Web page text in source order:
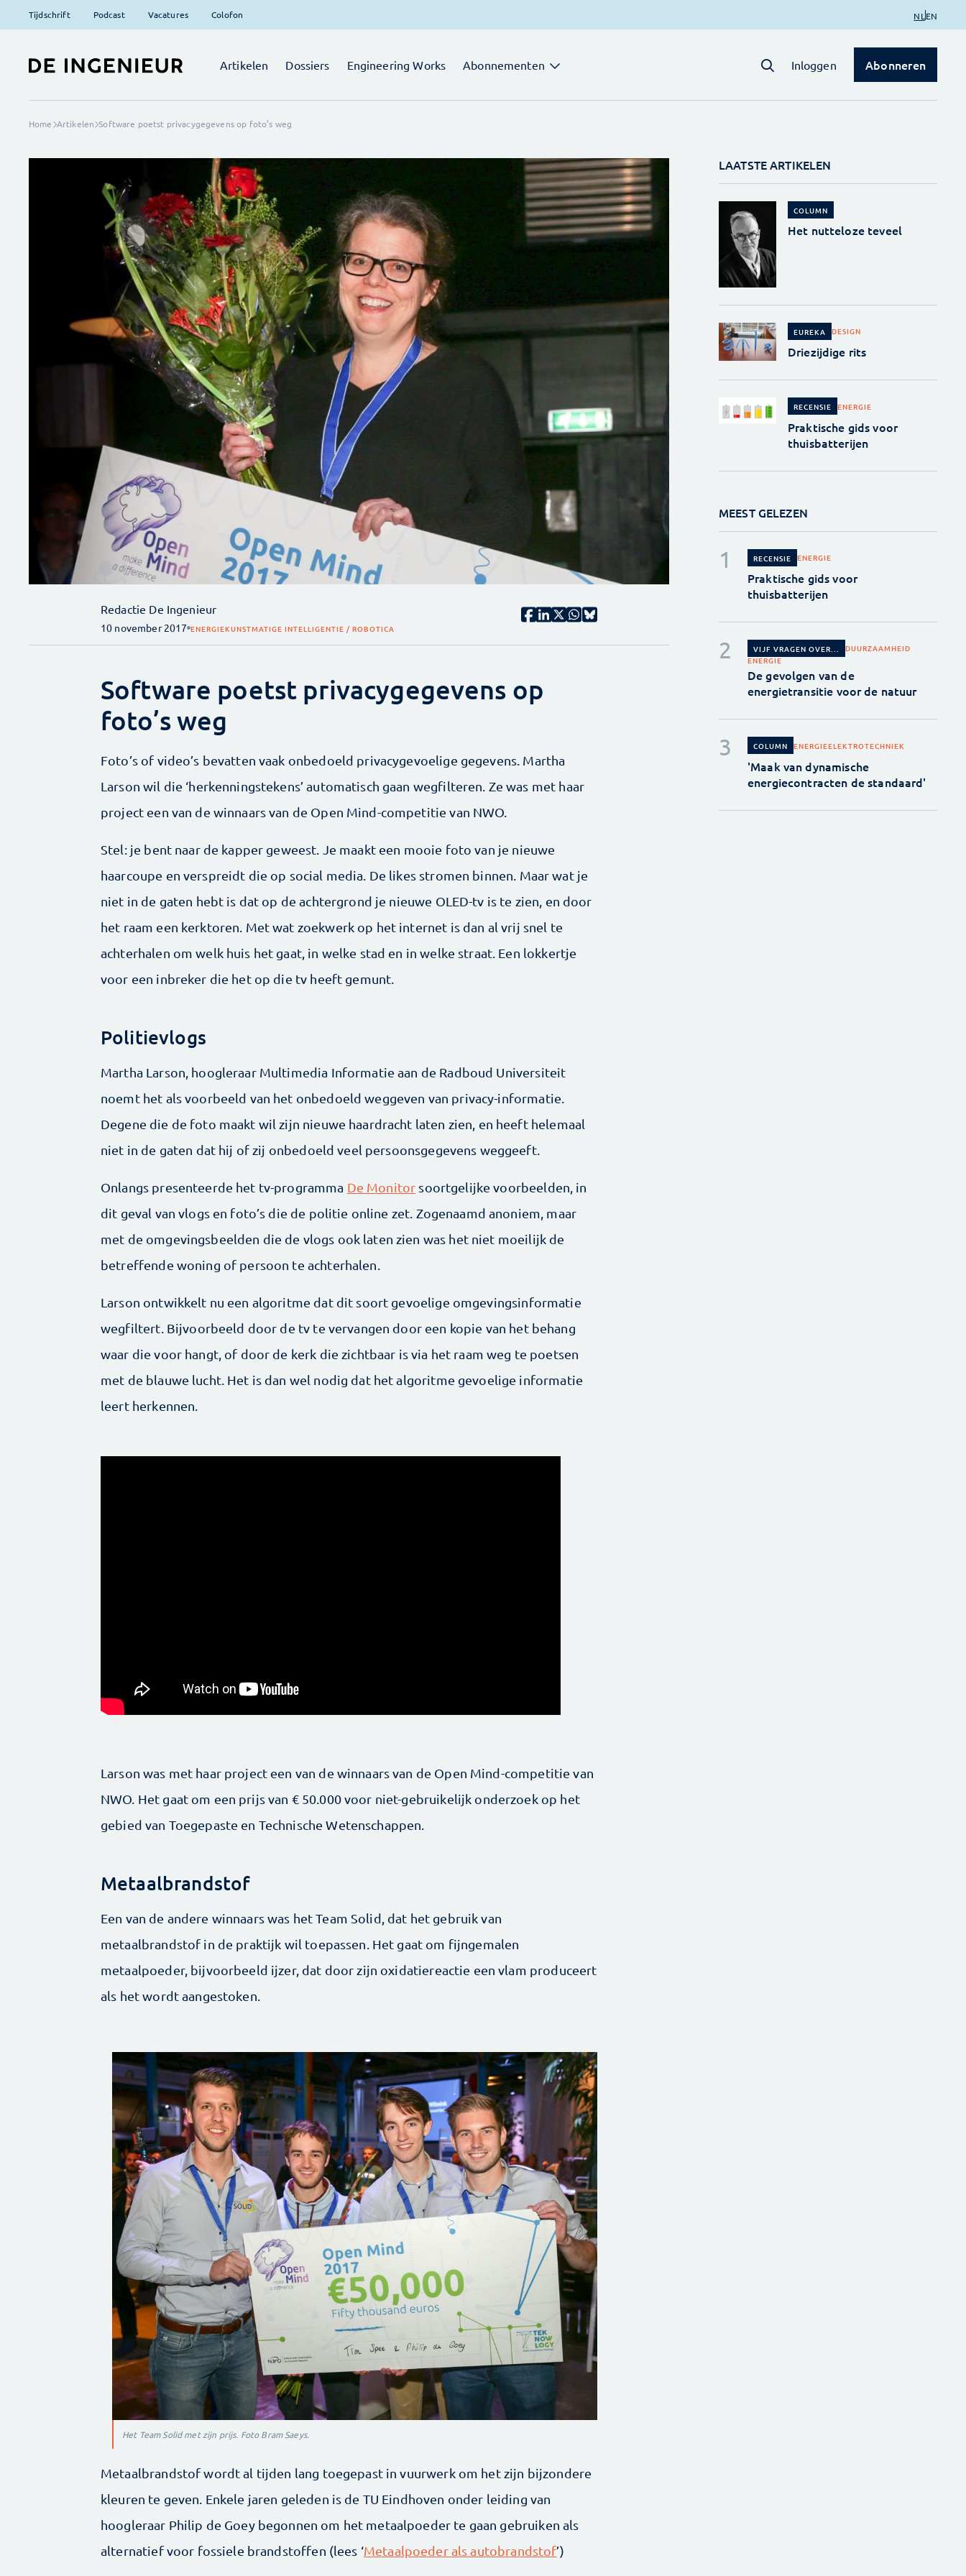
Tijdschrift Podcast Vacatures Colofon NL EN
Artikelen Dossiers Engineering Works Abonnementen Inloggen Abonneren
Home Artikelen Software poetst privacygegevens op foto’s weg
Redactie De Ingenieur
10 november 2017 ENERGIEKUNSTMATIGE INTELLIGENTIE / ROBOTICA
Software poetst privacygegevens op
foto’s weg
Foto’s of video’s bevatten vaak onbedoeld privacygevoelige gegevens. Martha
Larson wil die ‘herkenningstekens’ automatisch gaan wegfilteren. Ze was met haar
project een van de winnaars van de Open Mind-competitie van NWO.
Stel: je bent naar de kapper geweest. Je maakt een mooie foto van je nieuwe
haarcoupe en verspreidt die op social media. De likes stromen binnen. Maar wat je
niet in de gaten hebt is dat op de achtergrond je nieuwe OLED-tv is te zien, en door
het raam een kerktoren. Met wat zoekwerk op het internet is dan al vrij snel te
achterhalen om welk huis het gaat, in welke stad en in welke straat. Een lokkertje
voor een inbreker die het op die tv heeft gemunt.
Politievlogs
Martha Larson, hoogleraar Multimedia Informatie aan de Radboud Universiteit
noemt het als voorbeeld van het onbedoeld weggeven van privacy-informatie.
Degene die de foto maakt wil zijn nieuwe haardracht laten zien, en heeft helemaal
niet in de gaten dat hij of zij onbedoeld veel persoonsgegevens weggeeft.
Onlangs presenteerde het tv-programma De Monitor soortgelijke voorbeelden, in
dit geval van vlogs en foto’s die de politie online zet. Zogenaamd anoniem, maar
met de omgevingsbeelden die de vlogs ook laten zien was het niet moeilijk de
betreffende woning of persoon te achterhalen.
Larson ontwikkelt nu een algoritme dat dit soort gevoelige omgevingsinformatie
wegfiltert. Bijvoorbeeld door de tv te vervangen door een kopie van het behang
waar die voor hangt, of door de kerk die zichtbaar is via het raam weg te poetsen
met de blauwe lucht. Het is dan wel nodig dat het algoritme gevoelige informatie
leert herkennen.
Larson was met haar project een van de winnaars van de Open Mind-competitie van
NWO. Het gaat om een prijs van € 50.000 voor niet-gebruikelijk onderzoek op het
gebied van Toegepaste en Technische Wetenschappen.
Metaalbrandstof
Een van de andere winnaars was het Team Solid, dat het gebruik van
metaalbrandstof in de praktijk wil toepassen. Het gaat om fijngemalen
metaalpoeder, bijvoorbeeld ijzer, dat door zijn oxidatiereactie een vlam produceert
als het wordt aangestoken.
Het Team Solid met zijn prijs. Foto Bram Saeys.
Metaalbrandstof wordt al tijden lang toegepast in vuurwerk om het zijn bijzondere
kleuren te geven. Enkele jaren geleden is de TU Eindhoven onder leiding van
hoogleraar Philip de Goey begonnen om het metaalpoeder te gaan gebruiken als
alternatief voor fossiele brandstoffen (lees ‘Metaalpoeder als autobrandstof’)
LAATSTE ARTIKELEN
COLUMN
Het nutteloze teveel
EUREKA DESIGN
Driezijdige rits
RECENSIE ENERGIE
Praktische gids voor
thuisbatterijen
MEEST GELEZEN
RECENSIE ENERGIE
Praktische gids voor
thuisbatterijen
VIJF VRAGEN OVER...
DUURZAAMHEID
ENERGIE
De gevolgen van de
energietransitie voor de natuur
COLUMN ENERGIEELEKTROTECHNIEK
'Maak van dynamische
energiecontracten de standaard'